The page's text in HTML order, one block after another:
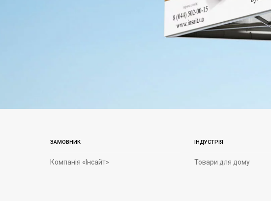
ЗАМОВНИК
Компанія «Інсайт»
ІНДУСТРІЯ
Товари для дому